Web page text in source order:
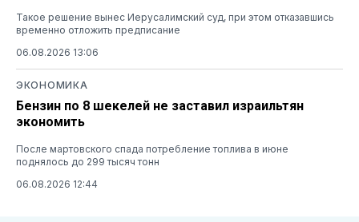
Такое решение вынес Иерусалимский суд, при этом отказавшись
временно отложить предписание
06.08.2026 13:06
ЭКОНОМИКА
Бензин по 8 шекелей не заставил израильтян
экономить
После мартовского спада потребление топлива в июне
поднялось до 299 тысяч тонн
06.08.2026 12:44